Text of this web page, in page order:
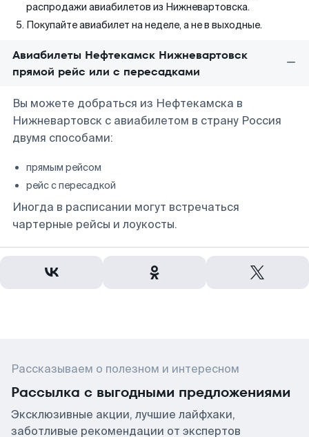
распродажи авиабилетов из Нижневартовска.
Покупайте авиабилет на неделе, а не в выходные.
Авиабилеты Нефтекамск Нижневартовск
прямой рейс или с пересадками
Вы можете добраться из Нефтекамска в
Нижневартовск с авиабилетом в страну Россия
двумя способами:
прямым рейсом
рейс с пересадкой
Иногда в расписании могут встречаться
чартерные рейсы и лоукосты.
Рассказываем о полезном и интересном
Рассылка с выгодными предложениями
Эксклюзивные акции, лучшие лайфхаки,
заботливые рекомендации от экспертов